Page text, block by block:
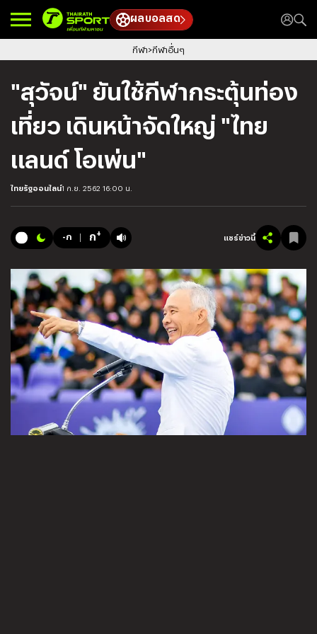
ผลบอลสด
กีฬา กีฬาอื่นๆ
"สุวัจน์" ยันใช้กีฬากระตุ้นท่อง
เที่ยว เดินหน้าจัดใหญ่ "ไทย
แลนด์ โอเพ่น"
ไทยรัฐออนไลน์1 ก.ย. 2562 16:00 น.
-ก ก+ แชร์ข่าวนี้